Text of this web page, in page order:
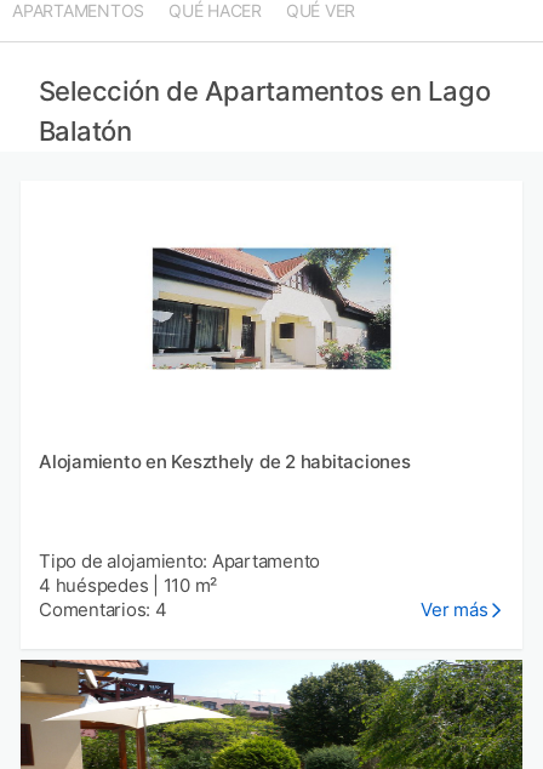
APARTAMENTOS QUÉ HACER QUÉ VER
Selección de Apartamentos en Lago
Balatón
Alojamiento en Keszthely de 2 habitaciones
Tipo de alojamiento: Apartamento
4 huéspedes
110 m²
Comentarios: 4
Ver más